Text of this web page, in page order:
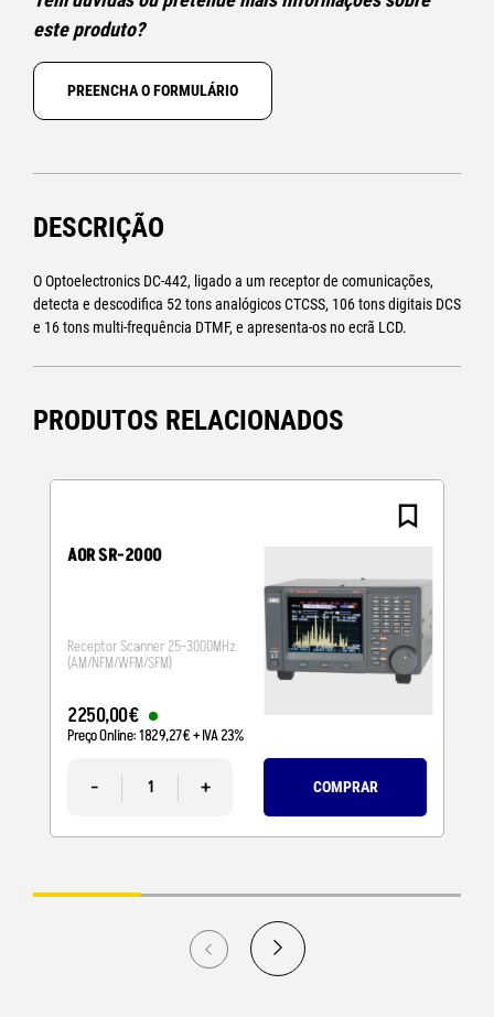
este produto?
PREENCHA O FORMULÁRIO
DESCRIÇÃO
O Optoelectronics DC-442, ligado a um receptor de comunicações,
detecta e descodifica 52 tons analógicos CTCSS, 106 tons digitais DCS
e 16 tons multi-frequência DTMF, e apresenta-os no ecrã LCD.
PRODUTOS RELACIONADOS
AOR SR-2000
Receptor Scanner 25-3000MHz
(AM/NFM/WFM/SFM)
2250,00€
Preço Online:1829,27€+ IVA 23%
- + COMPRAR